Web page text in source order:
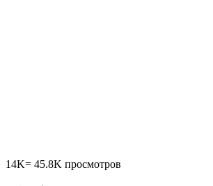
14K= 45.8K просмотров